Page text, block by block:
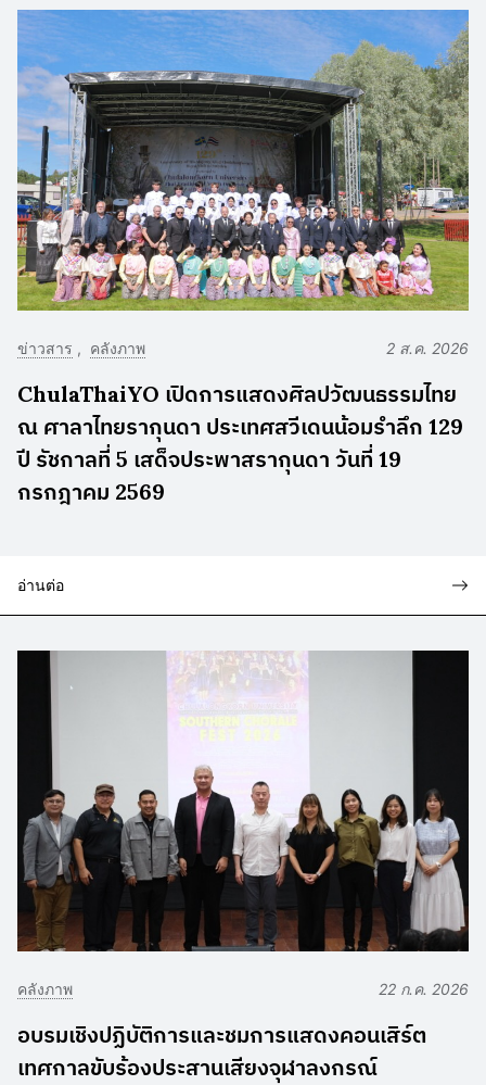
ข่าวสาร คลังภาพ 2 ส.ค. 2026
ChulaThaiYO เปิดการแสดงศิลปวัฒนธรรมไทย
ณ ศาลาไทยรากุนดา ประเทศสวีเดนน้อมรำลึก 129
ปี รัชกาลที่ 5 เสด็จประพาสรากุนดา วันที่ 19
กรกฎาคม 2569
อ่านต่อ
คลังภาพ 22 ก.ค. 2026
อบรมเชิงปฏิบัติการและชมการแสดงคอนเสิร์ต
เทศกาลขับร้องประสานเสียงจุฬาลงกรณ์